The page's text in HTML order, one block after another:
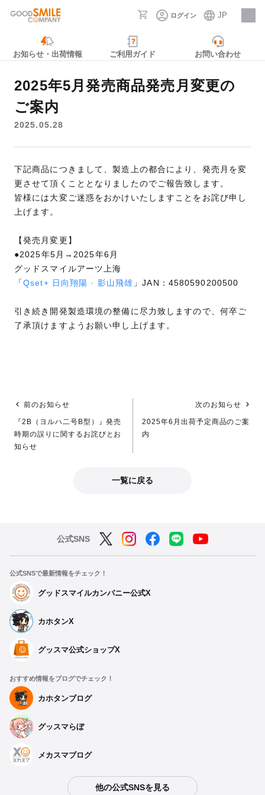
ログイン JP
採用情報
お知らせ・出荷情報 ご利用ガイド お問い合わせ
2025年5月発売商品発売月変更の
ご案内
2025.05.28
下記商品につきまして、製造上の都合により、発売月を変
更させて頂くこととなりましたのでご報告致します。
皆様には大変ご迷惑をおかけいたしますことをお詫び申し
上げます。
【発売月変更】
●2025年5月→2025年6月
グッドスマイルアーツ上海
「Qset+ 日向翔陽 · 影山飛雄 」JAN：4580590200500
引き続き開発製造環境の整備に尽力致しますので、何卒ご
了承頂けますようお願い申し上げます。
前のお知らせ
『2B（ヨルハ二号B型）』発売
時期の誤りに関するお詫びとお
知らせ
次のお知らせ
2025年6月出荷予定商品のご案
内
一覧に戻る
公式SNS
公式SNSで最新情報をチェック！
グッドスマイルカンパニー公式X
カホタンX
グッスマ公式ショップX
おすすめ情報をブログでチェック！
カホタンブログ
グッスマらぼ
メカスマブログ
他の公式SNSを見る